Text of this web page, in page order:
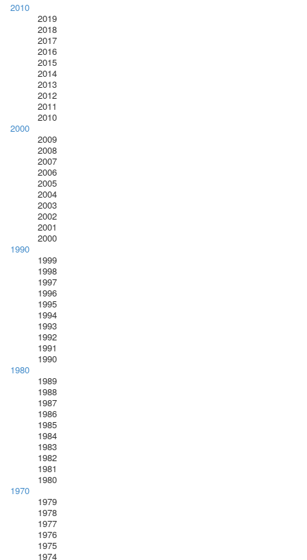
2010
2019
2018
2017
2016
2015
2014
2013
2012
2011
2010
2000
2009
2008
2007
2006
2005
2004
2003
2002
2001
2000
1990
1999
1998
1997
1996
1995
1994
1993
1992
1991
1990
1980
1989
1988
1987
1986
1985
1984
1983
1982
1981
1980
1970
1979
1978
1977
1976
1975
1974